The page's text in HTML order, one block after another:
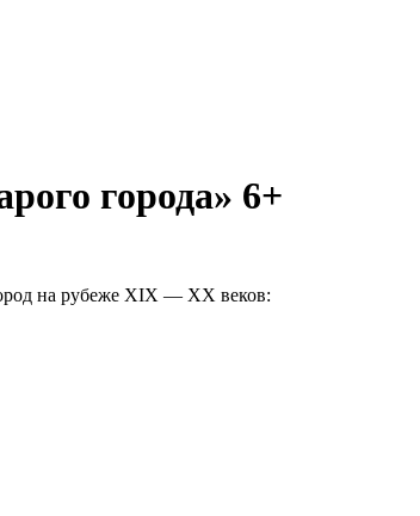
города» 6+
на рубеже XIX — ХХ веков: